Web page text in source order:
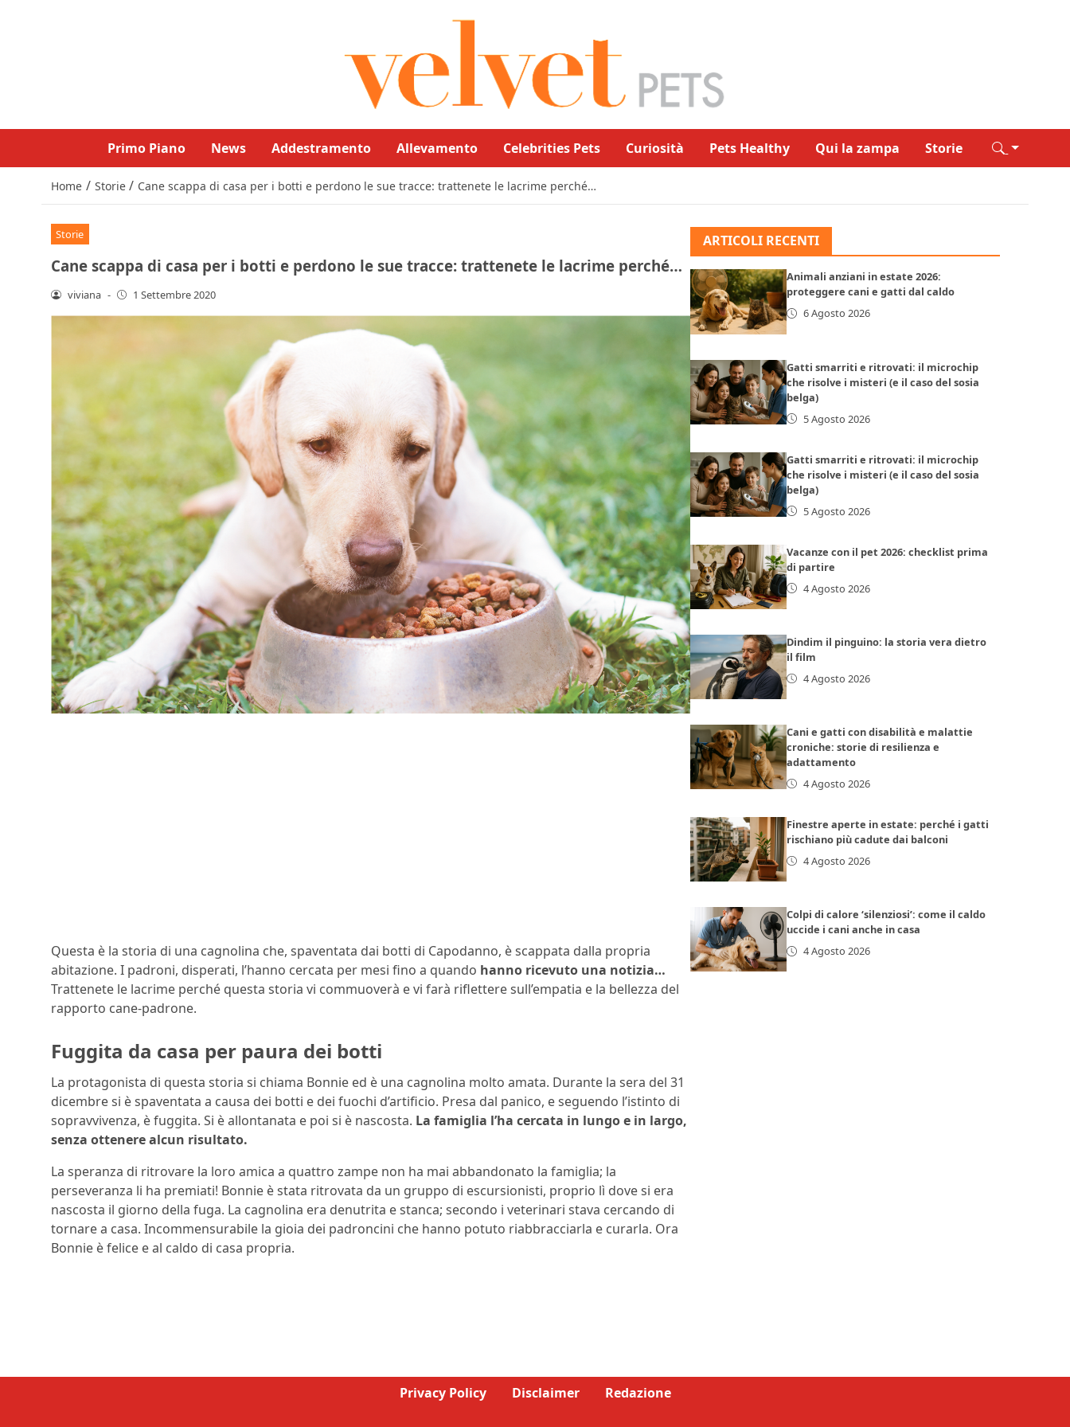
Primo Piano News Addestramento Allevamento Celebrities Pets Curiosità Pets Healthy Qui la zampa Storie
Home / Storie / Cane scappa di casa per i botti e perdono le sue tracce: trattenete le lacrime perché…
Storie
Cane scappa di casa per i botti e perdono le sue tracce: trattenete le lacrime perché…
viviana - 1 Settembre 2020
Questa è la storia di una cagnolina che, spaventata dai botti di Capodanno, è scappata dalla propria
abitazione. I padroni, disperati, l’hanno cercata per mesi fino a quando hanno ricevuto una notizia…
Trattenete le lacrime perché questa storia vi commuoverà e vi farà riflettere sull’empatia e la bellezza del
rapporto cane-padrone.
Fuggita da casa per paura dei botti
La protagonista di questa storia si chiama Bonnie ed è una cagnolina molto amata. Durante la sera del 31
dicembre si è spaventata a causa dei botti e dei fuochi d’artificio. Presa dal panico, e seguendo l’istinto di
sopravvivenza, è fuggita. Si è allontanata e poi si è nascosta. La famiglia l’ha cercata in lungo e in largo,
senza ottenere alcun risultato.
La speranza di ritrovare la loro amica a quattro zampe non ha mai abbandonato la famiglia; la
perseveranza li ha premiati! Bonnie è stata ritrovata da un gruppo di escursionisti, proprio lì dove si era
nascosta il giorno della fuga. La cagnolina era denutrita e stanca; secondo i veterinari stava cercando di
tornare a casa. Incommensurabile la gioia dei padroncini che hanno potuto riabbracciarla e curarla. Ora
Bonnie è felice e al caldo di casa propria.
ARTICOLI RECENTI
Animali anziani in estate 2026:
proteggere cani e gatti dal caldo
6 Agosto 2026
Gatti smarriti e ritrovati: il microchip
che risolve i misteri (e il caso del sosia
belga)
5 Agosto 2026
Gatti smarriti e ritrovati: il microchip
che risolve i misteri (e il caso del sosia
belga)
5 Agosto 2026
Vacanze con il pet 2026: checklist prima
di partire
4 Agosto 2026
Dindim il pinguino: la storia vera dietro
il film
4 Agosto 2026
Cani e gatti con disabilità e malattie
croniche: storie di resilienza e
adattamento
4 Agosto 2026
Finestre aperte in estate: perché i gatti
rischiano più cadute dai balconi
4 Agosto 2026
Colpi di calore ‘silenziosi’: come il caldo
uccide i cani anche in casa
4 Agosto 2026
Privacy Policy Disclaimer Redazione